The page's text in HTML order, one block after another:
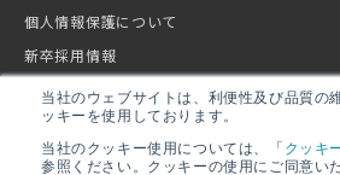
当社のウェブサイトは、利便性及び品質の
ッキーを使用しております。
当社のクッキー使用については、「クッキ
参照ください。クッキーの使用にご同意い
個人情報保護について
新卒採用情報
キャリア採用情報